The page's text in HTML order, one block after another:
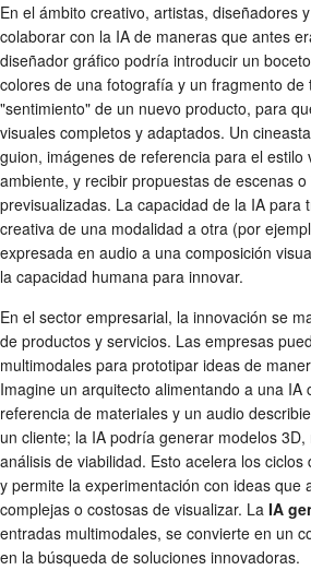
En el ámbito creativo, artistas, diseñadores
colaborar con la IA de maneras que antes
diseñador gráfico podría introducir un
colores de una fotografía y un fragmento de
"sentimiento" de un nuevo producto, para
visuales completos y adaptados. Un
guion, imágenes de referencia para el estilo
ambiente, y recibir propuestas de escenas
previsualizadas. La capacidad de la IA para
creativa de una modalidad a otra (por
expresada en audio a una composición
la capacidad humana para innovar.
En el sector empresarial, la innovación se
de productos y servicios. Las empresas
multimodales para prototipar ideas de
Imagine un arquitecto alimentando a una IA
referencia de materiales y un audio
un cliente; la IA podría generar modelos
análisis de viabilidad. Esto acelera los
y permite la experimentación con ideas que
complejas o costosas de visualizar. La IA
entradas multimodales, se convierte en un
en la búsqueda de soluciones innovadoras.